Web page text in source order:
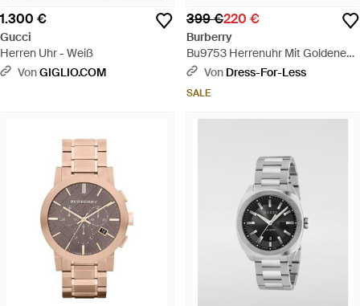
1.300 €
Gucci
Herren Uhr - Weiß
VonGIGLIO.COM
399 €220 €
Burberry
Bu9753 Herrenuhr Mit Goldenem
Zifferblatt Und Chronograph -
Von Dress-For-Less
SALE